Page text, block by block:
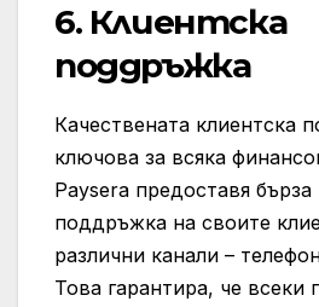
6. Клиентска
поддръжка
Качествената клиентска
ключова за всяка
Paysera предоставя
поддръжка на своите
различни канали –
Това гарантира, че